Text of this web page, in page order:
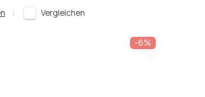
Vergleichen
-6%